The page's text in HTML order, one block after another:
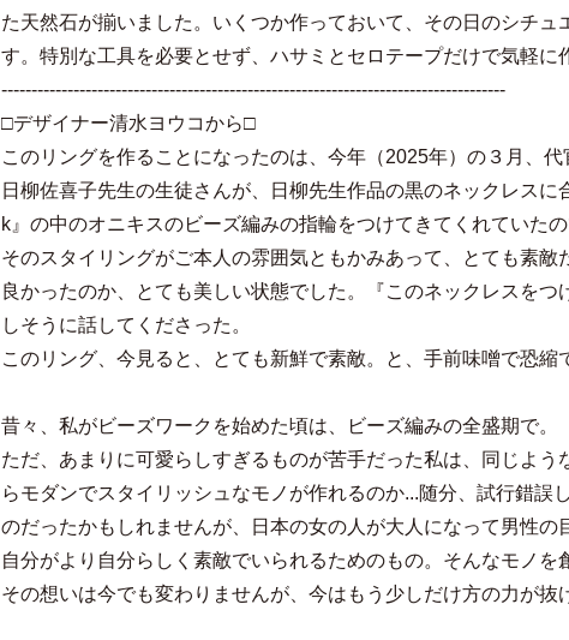
た天然石が揃いました。いくつか作っておいて、その日のシチ
す。特別な工具を必要とせず、ハサミとセロテープだけで気軽に
------------------------------------------------------------------------------------
□デザイナー清水ヨウコから□
このリングを作ることになったのは、今年（2025年）の３月、
日柳佐喜子先生の生徒さんが、日柳先生作品の黒のネックレス
k』の中のオニキスのビーズ編みの指輪をつけてきてくれていたの
そのスタイリングがご本人の雰囲気ともかみあって、とても素
良かったのか、とても美しい状態でした。『このネックレスを
しそうに話してくださった。
このリング、今見ると、とても新鮮で素敵。と、手前味噌で恐縮
昔々、私がビーズワークを始めた頃は、ビーズ編みの全盛期で。
ただ、あまりに可愛らしすぎるものが苦手だった私は、同じよ
らモダンでスタイリッシュなモノが作れるのか...随分、試行錯
のだったかもしれませんが、日本の女の人が大人になって男性の
自分がより自分らしく素敵でいられるためのもの。そんなモノを
その想いは今でも変わりませんが、今はもう少しだけ方の力が抜